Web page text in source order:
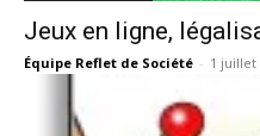
Jeux en ligne,
Équipe Reflet de Société - 1 juillet